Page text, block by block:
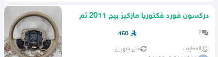
دركسون فورد فكتوريا ماركيز بيج 2011 تم
2
450
القطيف
قبل شهرين